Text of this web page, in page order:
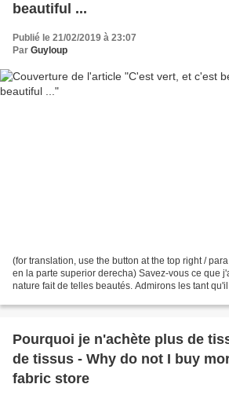
beautiful ...
Publié le 21/02/2019 à 23:07
Par Guyloup
(for translation, use the button at the top right /
en la parte superior derecha) Savez-vous ce que
nature fait de telles beautés. Admirons les tant
Pourquoi je n'achète plus de
de tissus - Why do not I buy
fabric store